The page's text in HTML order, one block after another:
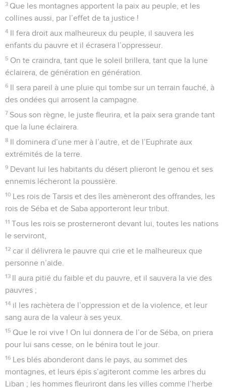
3 Que les montagnes apportent la paix au peuple, et les
collines aussi, par l’effet de ta justice !
4 Il fera droit aux malheureux du peuple, il sauvera les
enfants du pauvre et il écrasera l’oppresseur.
5 On te craindra, tant que le soleil brillera, tant que la lune
éclairera, de génération en génération.
6 Il sera pareil à une pluie qui tombe sur un terrain fauché, à
des ondées qui arrosent la campagne.
7 Sous son règne, le juste fleurira, et la paix sera grande tant
que la lune éclairera.
8 Il dominera d’une mer à l’autre, et de l’Euphrate aux
extrémités de la terre.
9 Devant lui les habitants du désert plieront le genou et ses
ennemis lécheront la poussière.
10 Les rois de Tarsis et des îles amèneront des offrandes, les
rois de Séba et de Saba apporteront leur tribut.
11 Tous les rois se prosterneront devant lui, toutes les nations
le serviront,
12 car il délivrera le pauvre qui crie et le malheureux que
personne n’aide.
13 Il aura pitié du faible et du pauvre, et il sauvera la vie des
pauvres ;
14 il les rachètera de l’oppression et de la violence, et leur
sang aura de la valeur à ses yeux.
15 Que le roi vive ! On lui donnera de l’or de Séba, on priera
pour lui sans cesse, on le bénira tout le jour.
16 Les blés abonderont dans le pays, au sommet des
montagnes, et leurs épis s’agiteront comme les arbres du
Liban ; les hommes fleuriront dans les villes comme l’herbe